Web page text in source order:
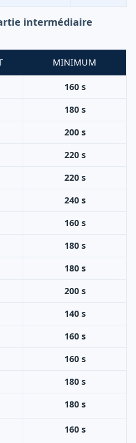
intermédiaire
MINIMUM
160 s
180 s
200 s
220 s
220 s
240 s
160 s
180 s
180 s
200 s
140 s
160 s
160 s
180 s
180 s
160 s